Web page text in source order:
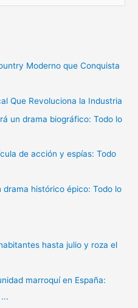
Moderno que Conquista
Que Revoluciona la Industria
un drama biográfico: Todo lo
de acción y espías: Todo
histórico épico: Todo lo
hasta julio y roza el
marroquí en España: